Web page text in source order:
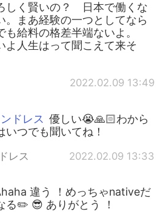
く賢いの？ 日本で働くな
。まあ経験の一つとしてなら
も給料の格差半端ないよ。
よ人生はって聞こえて来そ
2022.02.09 13:49
ドレス 優しい😭🙏🏻わから
いつでも聞いてね！
レス 2022.02.09 13:33
違う ！めっちゃnativeだ
る✏️ 😎 ありがとう ！